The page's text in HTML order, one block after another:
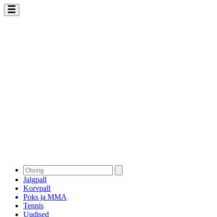
Jalgpall
Korvpall
Poks ja MMA
Tennis
Uudised